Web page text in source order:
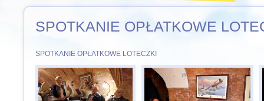
SPOTKANIE OPŁATKOWE
SPOTKANIE OPŁATKOWE LOTECZKI